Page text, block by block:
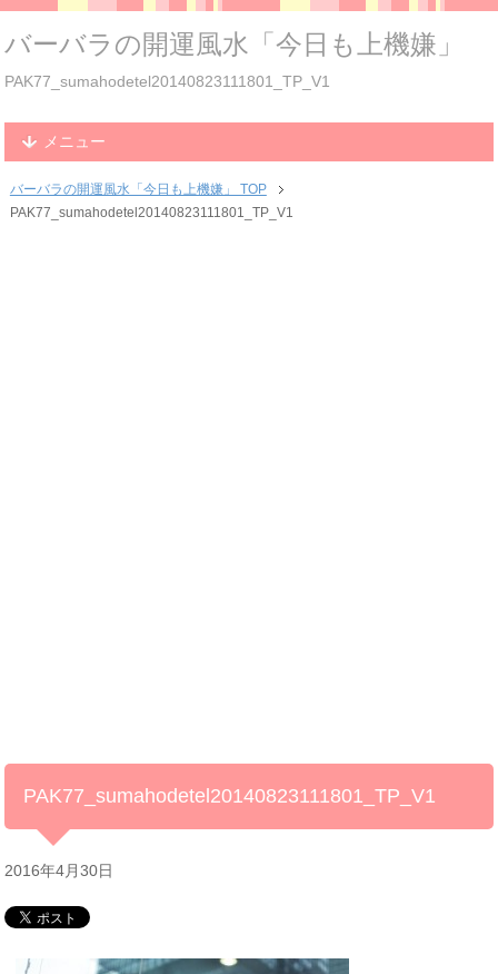
バーバラの開運風水「今日も上機嫌」
PAK77_sumahodetel20140823111801_TP_V1
メニュー
バーバラの開運風水「今日も上機嫌」 TOP
PAK77_sumahodetel20140823111801_TP_V1
PAK77_sumahodetel20140823111801_TP_V1
2016年4月30日